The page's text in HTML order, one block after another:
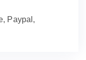
Paypal,